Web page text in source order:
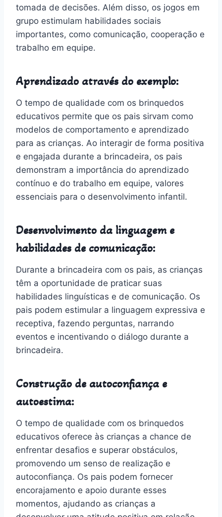
tomada de decisões. Além disso, os jogos em
grupo estimulam habilidades sociais
importantes, como comunicação, cooperação e
trabalho em equipe.
Aprendizado através do exemplo:
O tempo de qualidade com os brinquedos
educativos permite que os pais sirvam como
modelos de comportamento e aprendizado
para as crianças. Ao interagir de forma positiva
e engajada durante a brincadeira, os pais
demonstram a importância do aprendizado
contínuo e do trabalho em equipe, valores
essenciais para o desenvolvimento infantil.
Desenvolvimento da linguagem e
habilidades de comunicação:
Durante a brincadeira com os pais, as crianças
têm a oportunidade de praticar suas
habilidades linguísticas e de comunicação. Os
pais podem estimular a linguagem expressiva e
receptiva, fazendo perguntas, narrando
eventos e incentivando o diálogo durante a
brincadeira.
Construção de autoconfiança e
autoestima:
O tempo de qualidade com os brinquedos
educativos oferece às crianças a chance de
enfrentar desafios e superar obstáculos,
promovendo um senso de realização e
autoconfiança. Os pais podem fornecer
encorajamento e apoio durante esses
momentos, ajudando as crianças a